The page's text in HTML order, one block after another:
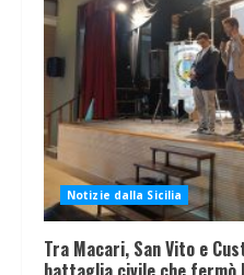
Notizie dalla Sicilia
Tra Macari, San Vito e